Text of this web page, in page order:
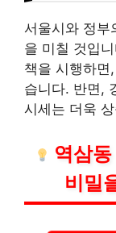
서울시와 정부
을 미칠 것입
책을 시행하면
습니다. 반면,
시세는 더욱
역삼
비밀